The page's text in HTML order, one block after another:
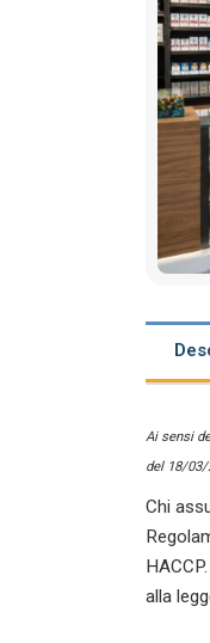
Ai sensi
del 18/
Chi
alla